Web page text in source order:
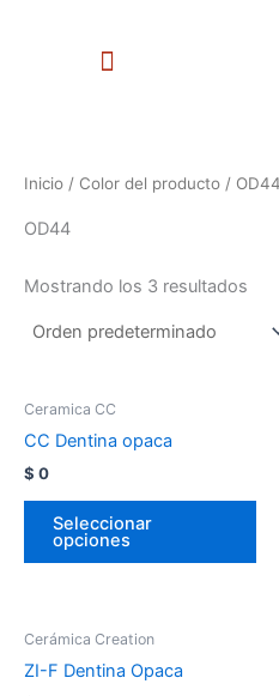
Menu
Inicio / Color del producto / OD44
OD44
Mostrando los 3 resultados
Ceramica CC
CC Dentina opaca
$ 0
Seleccionar
opciones
Cerámica Creation
ZI-F Dentina Opaca